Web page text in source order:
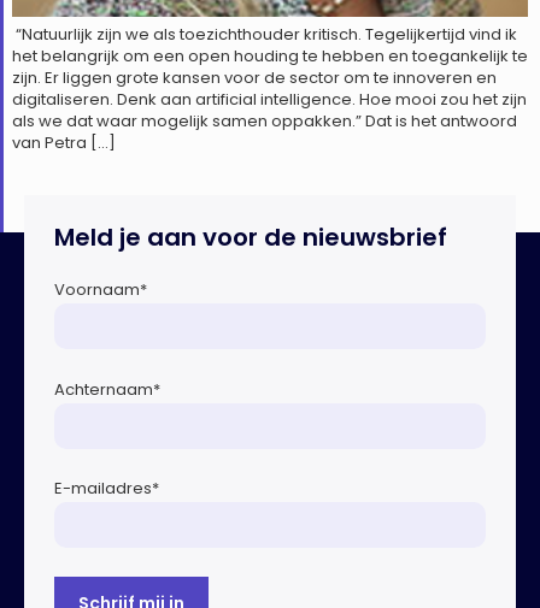
“Natuurlijk zijn we als toezichthouder kritisch. Tegelijkertijd vind ik
het belangrijk om een open houding te hebben en toegankelijk te
zijn. Er liggen grote kansen voor de sector om te innoveren en
digitaliseren. Denk aan artificial intelligence. Hoe mooi zou het zijn
als we dat waar mogelijk samen oppakken.” Dat is het antwoord
van Petra […]
Meld je aan voor de nieuwsbrief
Voornaam*
Achternaam*
E-mailadres*